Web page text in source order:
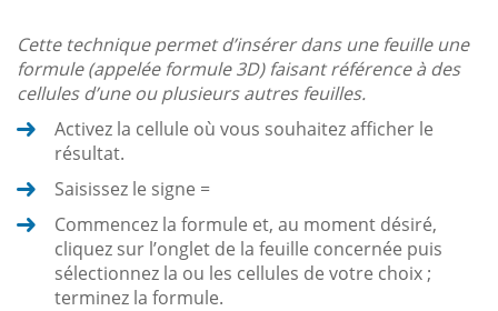
Cette technique permet d’insérer dans une feuille une
formule (appelée formule 3D) faisant référence à des
cellules d’une ou plusieurs autres feuilles.
Activez la cellule où vous souhaitez afficher le
résultat.
Saisissez le signe =
Commencez la formule et, au moment désiré,
cliquez sur l’onglet de la feuille concernée puis
sélectionnez la ou les cellules de votre choix ;
terminez la formule.